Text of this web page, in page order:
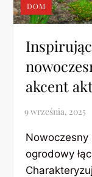
DOM
akcent
ogrodowy